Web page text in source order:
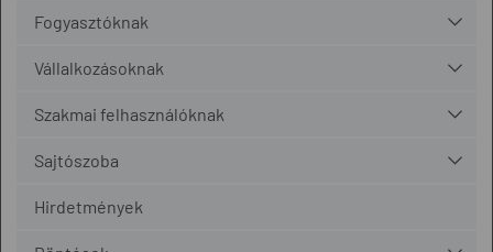
Fogyasztóknak
Vállalkozásoknak
Szakmai felhasználóknak
Sajtószoba
Hirdetmények